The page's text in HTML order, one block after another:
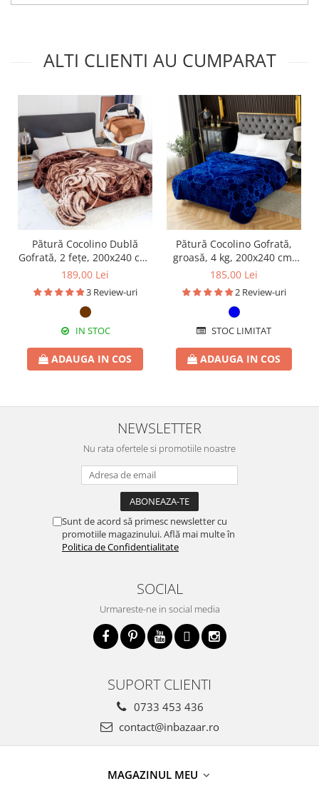
ALTI CLIENTI AU CUMPARAT
Pătură Cocolino Dublă
Gofrată, 2 fețe, 200x240 cm,
PDG06
189,00 Lei
3 Review-uri
IN STOC
ADAUGA IN COS
Pătură Cocolino Gofrată,
groasă, 4 kg, 200x240 cm,
PGU27
185,00 Lei
2 Review-uri
STOC LIMITAT
ADAUGA IN COS
NEWSLETTER
Nu rata ofertele si promotiile noastre
Sunt de acord să primesc newsletter cu
promotiile magazinului. Află mai multe în
Politica de Confidentialitate
SOCIAL
Urmareste-ne in social media
SUPORT CLIENTI
0733 453 436
contact@inbazaar.ro
MAGAZINUL MEU